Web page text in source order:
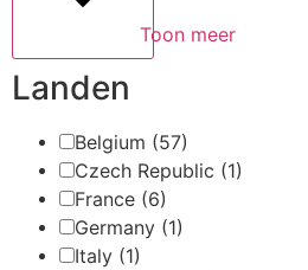
Toon meer
Landen
Belgium (57)
Czech Republic (1)
France (6)
Germany (1)
Italy (1)